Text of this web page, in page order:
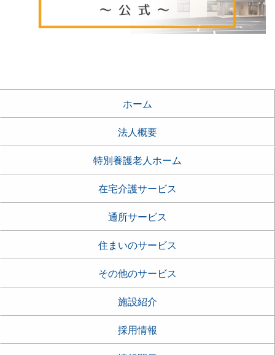
ホーム
法人概要
特別養護老人ホーム
在宅介護サービス
通所サービス
住まいのサービス
その他のサービス
施設紹介
採用情報